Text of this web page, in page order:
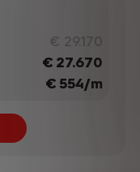
€ 29.170
€ 27.670
€ 554/m